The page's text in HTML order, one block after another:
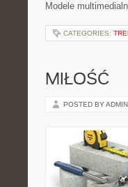
Modele
CATEGORIES:
MIŁOŚĆ
POSTED BY ADMIN